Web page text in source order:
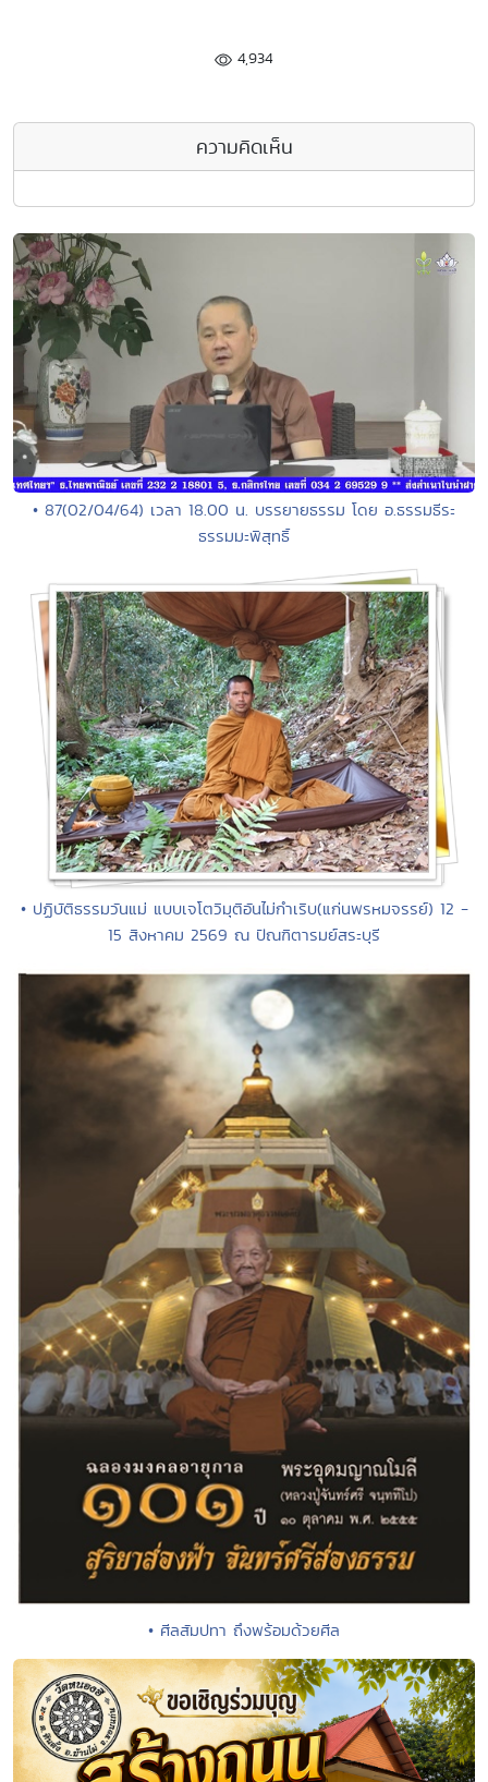
4,934
ความคิดเห็น
• 87(02/04/64) เวลา 18.00 น. บรรยายธรรม โดย อ.ธรรมธีระ
ธรรมมะพิสุทธิ์
• ปฏิบัติธรรมวันแม่ แบบเจโตวิมุติอันไม่กำเริบ(แก่นพรหมจรรย์) 12 -
15 สิงหาคม 2569 ณ ปัณฑิตารมย์สระบุรี
• ศีลสัมปทา ถึงพร้อมด้วยศีล